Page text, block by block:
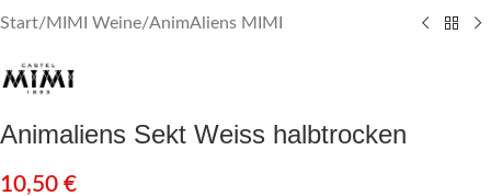
Start/MIMI Weine/AnimAliens MIMI
Animaliens Sekt Weiss halbtrocken
10,50 €